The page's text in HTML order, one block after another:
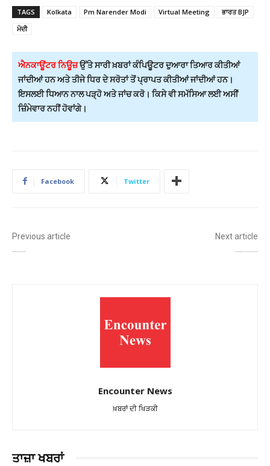
TAGS Kolkata Pm Narender Modi Virtual Meeting
ਭਾਰਤ BJP
ਮੋਦੀ
ਐਨਕਾਊਂਟਰ ਨਿਊਜ਼ਉੱਤੇ ਸਾਰੀ ਖ਼ਬਰਾਂ ਕੰਪਿਊਟਰ ਦੁਆਰਾ ਤਿਆਰ ਕੀਤੀਆਂ
ਜਾਂਦੀਆਂ ਹਨ ਅਤੇ ਤੀਜੇ ਧਿਰ ਦੇ ਸਰੋਤਾਂ ਤੋਂ ਪ੍ਰਾਪਤ ਕੀਤੀਆਂ ਜਾਂਦੀਆਂ ਹਨ।
ਇਸਲਈ ਧਿਆਨ ਨਾਲ ਪੜ੍ਹੋ ਅਤੇ ਜਾਂਚ ਕਰੋ। ਕਿਸੇ ਵੀ ਸਮੱਸਿਆ ਲਈ ਅਸੀਂ
ਜ਼ਿੰਮੇਵਾਰ ਨਹੀਂ ਹੋਵਾਂਗੇ।
Facebook Twitter
Previous article Next article
Encounter News
ਖ਼ਬਰਾਂ ਦੀ ਖਿੜਕੀ
ਤਾਜ਼ਾ ਖਬਰਾਂ